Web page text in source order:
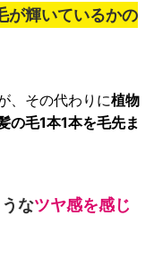
が輝いているかの
、その代わりに植物
の毛1本1本を毛先ま
なツヤ感を感じ